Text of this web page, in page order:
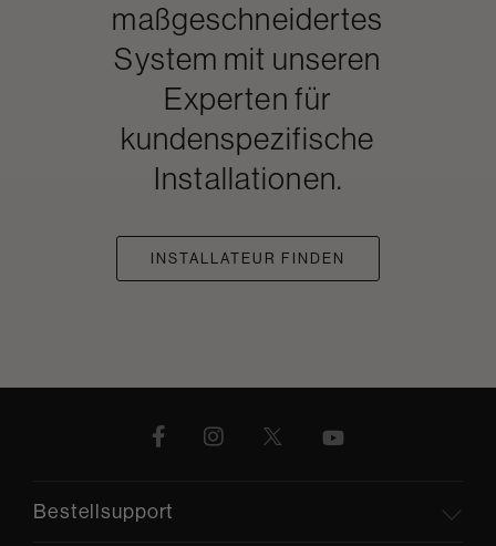
maßgeschneidertes
System mit unseren
Experten für
kundenspezifische
Installationen.
INSTALLATEUR FINDEN
Bestellsupport